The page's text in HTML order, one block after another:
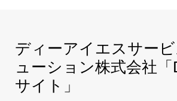
ディーアイエスサービ
ューション株式会社「
サイト」